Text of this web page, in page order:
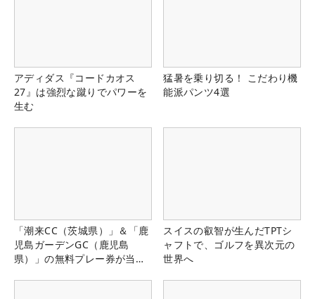
アディダス『コードカオス
27』は強烈な蹴りでパワーを
生む
猛暑を乗り切る！ こだわり機
能派パンツ4選
「潮来CC（茨城県）」＆「鹿
児島ガーデンGC（鹿児島
県）」の無料プレー券が当た
スイスの叡智が生んだTPTシ
ャフトで、ゴルフを異次元の
世界へ